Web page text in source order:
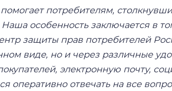
помогает потребителям,
особенность заключается в
защиты прав потребителей
виде, но и через различные
электронную почту,
оперативно отвечать на все